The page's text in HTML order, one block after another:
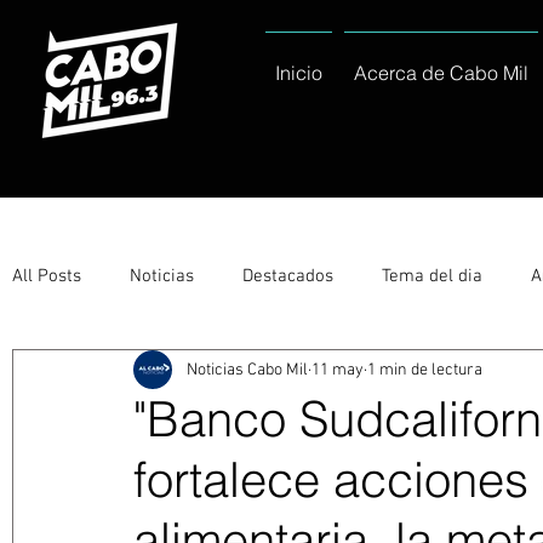
Inicio Acerca de Cabo Mil
All Posts Noticias Destacados Tema del dia
Entérate Deportes La buena del día
Ayuntamiento de Los Cabos Informa Nacionales e
"Banco
fortalece
Noticias Cabo Mil 11 may 1 min de lectura